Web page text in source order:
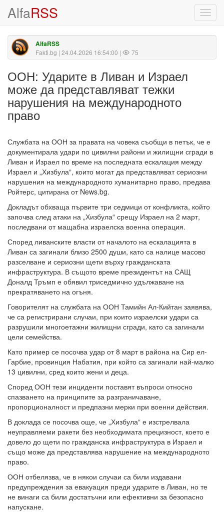
AlfaRSS
AlfaRSS
Fakti.bg | 24.04.2026 16:54:00 | 75
ООН: Ударите в Ливан и Израел
може да представляват тежки
нарушения на международното
право
Службата на ООН за правата на човека съобщи в петък, че е
документирала удари по цивилни райони и жилищни сгради в
Ливан и Израел по време на последната ескалация между
Израел и „Хизбула“, които могат да представляват сериозни
нарушения на международното хуманитарно право, предава
Ройтерс, цитирана от News.bg.
Докладът обхваща първите три седмици от конфликта, който
започва след атаки на „Хизбула“ срещу Израел на 2 март,
последвани от мащабна израелска военна операция.
Според ливанските власти от началото на ескалацията в
Ливан са загинали близо 2500 души, като са налице масово
разселване и сериозни щети върху гражданската
инфраструктура. В същото време президентът на САЩ
Доналд Тръмп е обявил триседмично удължаване на
прекратяването на огъня.
Говорителят на службата на ООН Тамийн Ал-Кийтан заявява,
че са регистрирани случаи, при които израелски удари са
разрушили многоетажни жилищни сгради, като са загинали
цели семейства.
Като пример се посочва удар от 8 март в района на Сир ел-
Гарбие, провинция Набатия, при който са загинали най-малко
13 цивилни, сред които жени и деца.
Според ООН тези инциденти поставят въпроси относно
спазването на принципите за разграничаване,
пропорционалност и предпазни мерки при военни действия.
В доклада се посочва още, че „Хизбула“ е изстрелвала
неуправляеми ракети без необходимата прецизност, което е
довело до щети по гражданска инфраструктура в Израел и
също може да представлява нарушение на международното
право.
ООН отбелязва, че в някои случаи са били издавани
предупреждения за евакуация преди ударите в Ливан, но те
не винаги са били достатъчни или ефективни за безопасно
напускане.